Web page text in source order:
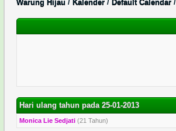
Warung Hijau / Kalender / Default Calendar /
Hari ulang tahun pada 25-01-2013
Monica Lie Sedjati (21 Tahun)